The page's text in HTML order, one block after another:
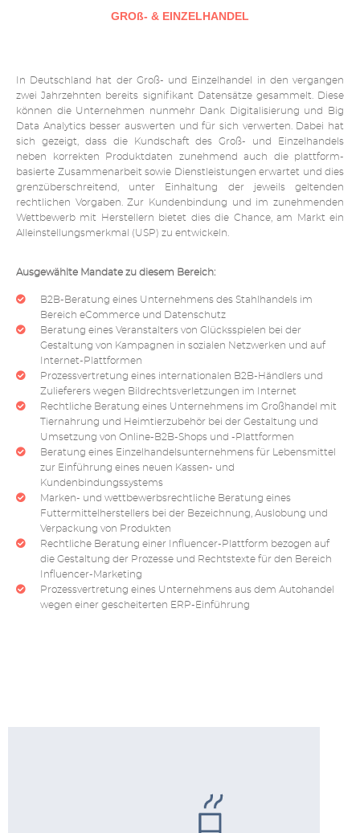
GROß- & EINZELHANDEL
In Deutschland hat der Groß- und Einzelhandel in den vergangen
zwei Jahrzehnten bereits signifikant Datensätze gesammelt. Diese
können die Unternehmen nunmehr Dank Digitalisierung und Big
Data Analytics besser auswerten und für sich verwerten. Dabei hat
sich gezeigt, dass die Kundschaft des Groß- und Einzelhandels
neben korrekten Produktdaten zunehmend auch die plattform-
basierte Zusammenarbeit sowie Dienstleistungen erwartet und dies
grenzüberschreitend, unter Einhaltung der jeweils geltenden
rechtlichen Vorgaben. Zur Kundenbindung und im zunehmenden
Wettbewerb mit Herstellern bietet dies die Chance, am Markt ein
Alleinstellungsmerkmal (USP) zu entwickeln.
Ausgewählte Mandate zu diesem Bereich:
B2B-Beratung eines Unternehmens des Stahlhandels im
Bereich eCommerce und Datenschutz
Beratung eines Veranstalters von Glücksspielen bei der
Gestaltung von Kampagnen in sozialen Netzwerken und auf
Internet-Plattformen
Prozessvertretung eines internationalen B2B-Händlers und
Zulieferers wegen Bildrechtsverletzungen im Internet
Rechtliche Beratung eines Unternehmens im Großhandel mit
Tiernahrung und Heimtierzubehör bei der Gestaltung und
Umsetzung von Online-B2B-Shops und -Plattformen
Beratung eines Einzelhandelsunternehmens für Lebensmittel
zur Einführung eines neuen Kassen- und
Kundenbindungssystems
Marken- und wettbewerbsrechtliche Beratung eines
Futtermittelherstellers bei der Bezeichnung, Auslobung und
Verpackung von Produkten
Rechtliche Beratung einer Influencer-Plattform bezogen auf
die Gestaltung der Prozesse und Rechtstexte für den Bereich
Influencer-Marketing
Prozessvertretung eines Unternehmens aus dem Autohandel
wegen einer gescheiterten ERP-Einführung